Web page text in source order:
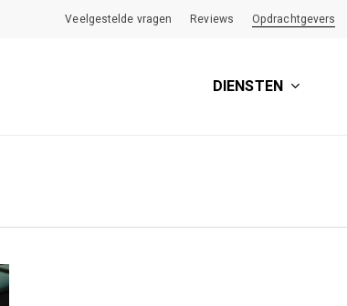
Veelgestelde vragen Reviews Opdrachtgevers
DIENSTEN